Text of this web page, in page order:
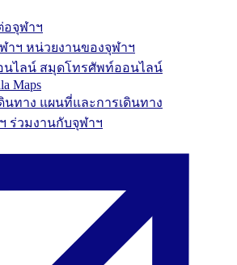
อจุฬาฯ
าฯ หน่วยงานของจุฬาฯ
นไลน์ สมุดโทรศัพท์ออนไลน์
Maps
นทาง แผนที่และการเดินทาง
ร่วมงานกับจุฬาฯ